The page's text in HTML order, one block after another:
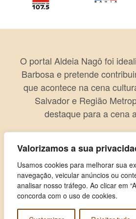
Valorizamos a sua
Usamos cookies para melhorar sua
navegação, veicular anúncios ou
analisar nosso tráfego. Ao clicar em
concorda com o uso de cookies.
O portal Aldeia Nagô foi
Barbosa e pretende
que acontece na cena
Salvador e Região
destaque para a cena